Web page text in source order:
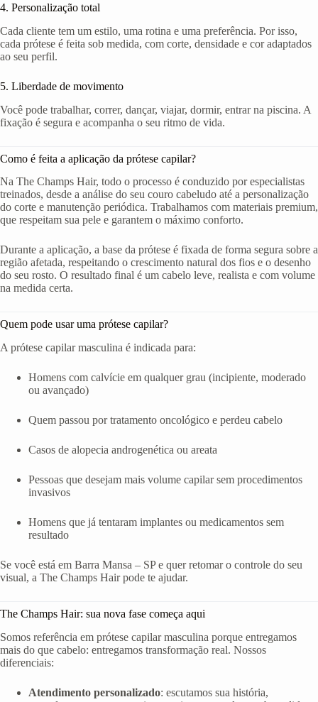
4. Personalização total
Cada cliente tem um estilo, uma rotina e uma preferência. Por isso,
cada prótese é feita sob medida, com corte, densidade e cor adaptados
ao seu perfil.
5. Liberdade de movimento
Você pode trabalhar, correr, dançar, viajar, dormir, entrar na piscina. A
fixação é segura e acompanha o seu ritmo de vida.
Como é feita a aplicação da prótese capilar?
Na The Champs Hair, todo o processo é conduzido por especialistas
treinados, desde a análise do seu couro cabeludo até a personalização
do corte e manutenção periódica. Trabalhamos com materiais premium,
que respeitam sua pele e garantem o máximo conforto.
Durante a aplicação, a base da prótese é fixada de forma segura sobre a
região afetada, respeitando o crescimento natural dos fios e o desenho
do seu rosto. O resultado final é um cabelo leve, realista e com volume
na medida certa.
Quem pode usar uma prótese capilar?
A prótese capilar masculina é indicada para:
Homens com calvície em qualquer grau (incipiente, moderado
ou avançado)
Quem passou por tratamento oncológico e perdeu cabelo
Casos de alopecia androgenética ou areata
Pessoas que desejam mais volume capilar sem procedimentos
invasivos
Homens que já tentaram implantes ou medicamentos sem
resultado
Se você está em Barra Mansa – SP e quer retomar o controle do seu
visual, a The Champs Hair pode te ajudar.
The Champs Hair: sua nova fase começa aqui
Somos referência em prótese capilar masculina porque entregamos
mais do que cabelo: entregamos transformação real. Nossos
diferenciais:
Atendimento personalizado: escutamos sua história,